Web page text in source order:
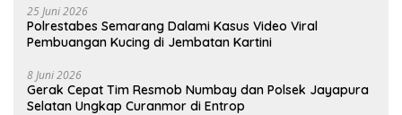
25 Juni 2026
Polrestabes Semarang Dalami Kasus Video Viral
Pembuangan Kucing di Jembatan Kartini
8 Juni 2026
Gerak Cepat Tim Resmob Numbay dan Polsek Jayapura
Selatan Ungkap Curanmor di Entrop